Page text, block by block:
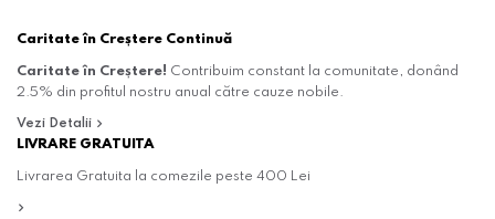
Caritate în Creștere Continuă
Caritate în Creștere! Contribuim constant la comunitate, donând
2.5% din profitul nostru anual către cauze nobile.
Vezi Detalii
LIVRARE GRATUITA
Livrarea Gratuita la comezile peste 400 Lei